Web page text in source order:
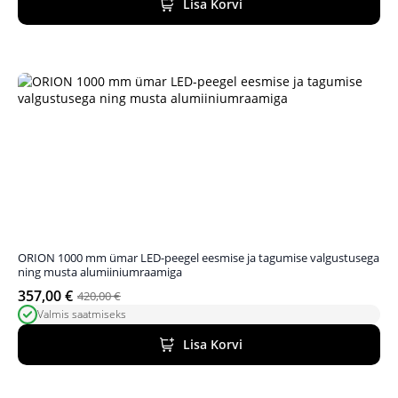
330,00 €.
297,00 €.
Lisa Korvi
ORION 1000 mm ümar LED-peegel eesmise ja tagumise valgustusega
ning musta alumiiniumraamiga
420,00€
Algne
hind
oli:
420,00 €.
357,00€
Praegune
hind
on:
357,00 €.
Valmis saatmiseks
Lisa Korvi